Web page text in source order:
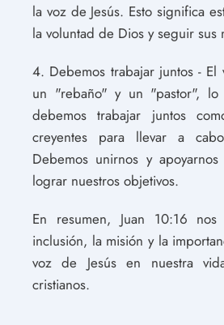
la voz de Jesús. Esto significa
la voluntad de Dios y seguir sus
4. Debemos trabajar juntos - El
un "rebaño" y un "pastor",
debemos trabajar juntos
creyentes para llevar a
Debemos unirnos y
lograr nuestros objetivos.
En resumen, Juan 10:16
inclusión, la misión y la
voz de Jesús en nuestra
cristianos.